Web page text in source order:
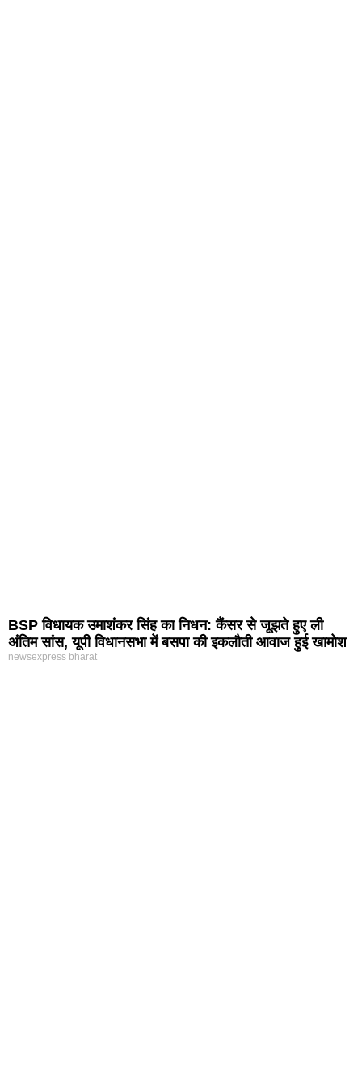
BSP विधायक उमाशंकर सिंह का निधन: कैंसर से जूझते हुए ली
अंतिम सांस, यूपी विधानसभा में बसपा की इकलौती आवाज हुई खामोश
newsexpress bharat